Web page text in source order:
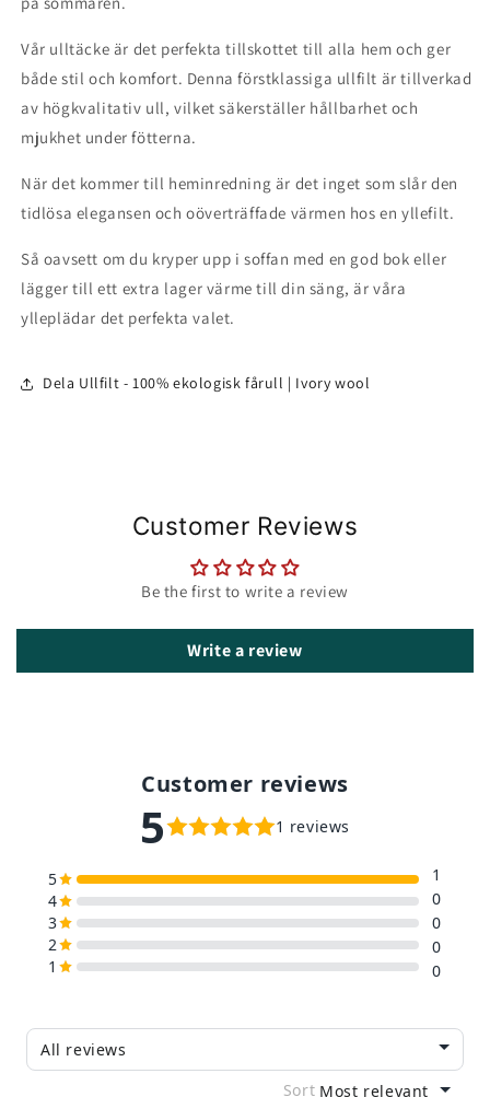
Vår ulltäcke är det perfekta tillskottet till alla hem och ger
både stil och komfort. Denna förstklassiga ullfilt är tillverkad
av högkvalitativ ull, vilket säkerställer hållbarhet och
mjukhet under fötterna.
När det kommer till heminredning är det inget som slår den
tidlösa elegansen och oöverträffade värmen hos en yllefilt.
Så oavsett om du kryper upp i soffan med en god bok eller
lägger till ett extra lager värme till din säng, är våra
ylleplädar det perfekta valet.
Dela Ullfilt - 100% ekologisk fårull | Ivory wool
Customer Reviews
Be the first to write a review
Write a review